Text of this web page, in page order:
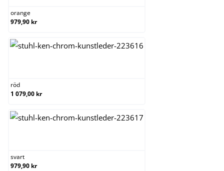
orange
979,90 kr
röd
1 079,00 kr
svart
979,90 kr